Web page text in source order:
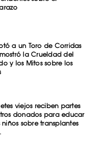
a un Toro de Corridas
la Crueldad del
y los Mitos sobre los
viejos reciben partes
donados para educar
niños sobre transplantes